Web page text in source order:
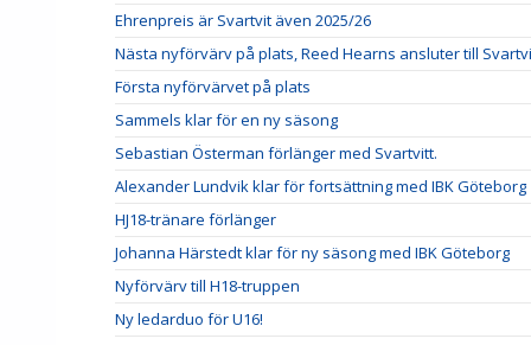
Ehrenpreis är Svartvit även 2025/26
Nästa nyförvärv på plats, Reed Hearns ansluter till
Första nyförvärvet på plats
Sammels klar för en ny säsong
Sebastian Österman förlänger med Svartvitt.
Alexander Lundvik klar för fortsättning med IBK Göteborg
HJ18-tränare förlänger
Johanna Härstedt klar för ny säsong med IBK Göteborg
Nyförvärv till H18-truppen
Ny ledarduo för U16!